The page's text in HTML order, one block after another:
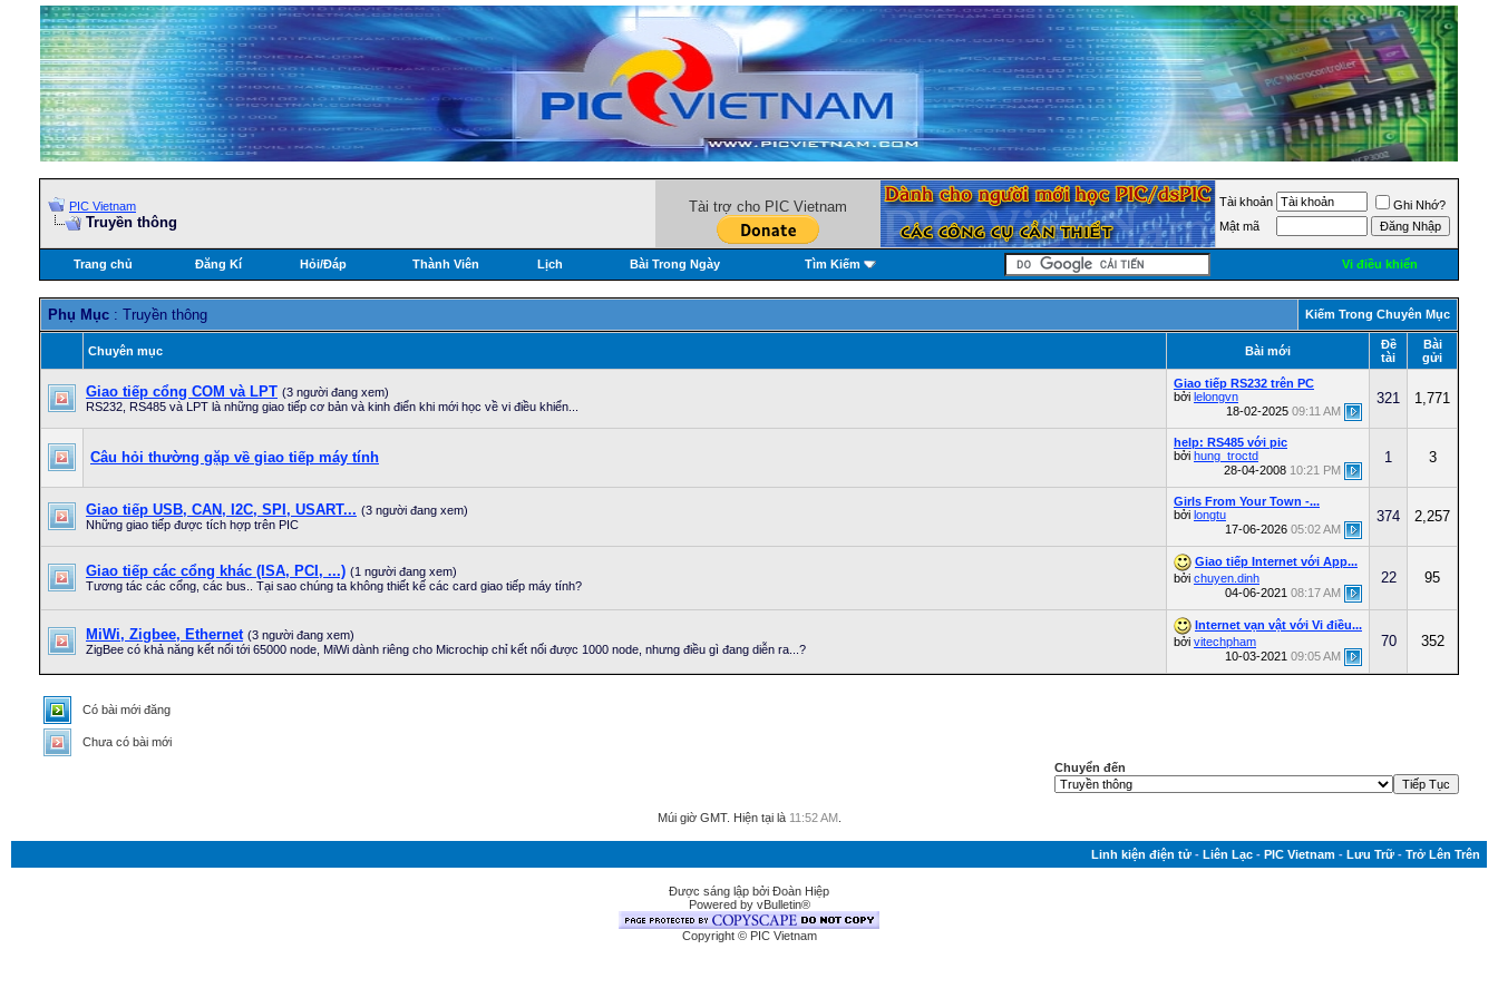
PIC Vietnam
Truyền thông
Tài trợ cho PIC Vietnam Tài khoản
Ghi Nhớ?
Mật mã
Trang chủ Đăng Kí Hỏi/Ðáp Thành Viên Lịch Bài Trong Ngày Tìm Kiếm Vi điều khiển
Phụ Mục : Truyền thông Kiếm Trong Chuyên Mục
Chuyên mục Bài mới
Ðề
tài
Bài
gửi
Giao tiếp cổng COM và LPT (3 người đang xem)
RS232, RS485 và LPT là những giao tiếp cơ bản và kinh điển khi mới học về vi điều khiển...
Giao tiếp RS232 trên PC
bởi lelongvn
18-02-2025 09:11 AM
321 1,771
Câu hỏi thường gặp về giao tiếp máy tính
help: RS485 với pic
bởi hung_troctd
28-04-2008 10:21 PM
1 3
Giao tiếp USB, CAN, I2C, SPI, USART... (3 người đang xem)
Những giao tiếp được tích hợp trên PIC
Girls From Your Town -...
bởi longtu
17-06-2026 05:02 AM
374 2,257
Giao tiếp các cổng khác (ISA, PCI, ...) (1 người đang xem)
Tương tác các cổng, các bus.. Tại sao chúng ta không thiết kế các card giao tiếp máy tính?
Giao tiếp Internet với App...
bởi chuyen.dinh
04-06-2021 08:17 AM
22 95
MiWi, Zigbee, Ethernet (3 người đang xem)
ZigBee có khả năng kết nối tới 65000 node, MiWi dành riêng cho Microchip chỉ kết nối được 1000 node, nhưng điều gì đang diễn ra...?
Internet vạn vật với Vi điều...
bởi vitechpham
10-03-2021 09:05 AM
70 352
Có bài mới đăng
Chưa có bài mới
Chuyển đến
Múi giờ GMT. Hiện tại là 11:52 AM.
Linh kiện điện tử - Liên Lạc - PIC Vietnam - Lưu Trữ - Trở Lên Trên
Được sáng lập bởi Đoàn Hiệp
Powered by vBulletin®
Copyright © PIC Vietnam